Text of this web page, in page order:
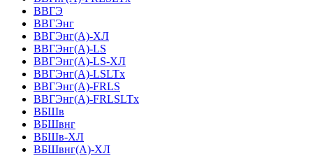
ВВГЭ
ВВГЭнг
ВВГЭнг(A)-ХЛ
ВВГЭнг(А)-LS
ВВГЭнг(А)-LS-ХЛ
ВВГЭнг(А)-LSLTx
ВВГЭнг(А)-FRLS
ВВГЭнг(А)-FRLSLTx
ВБШв
ВБШвнг
ВБШв-ХЛ
ВБШвнг(A)-ХЛ